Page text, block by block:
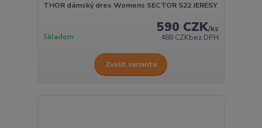
THOR dámský dres Womens SECTOR S22 JERESY
590 CZK/ks
488 CZKbez DPH
Skladem
Zvolit variantu